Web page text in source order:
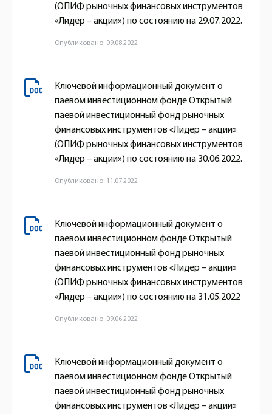
(ОПИФ рыночных финансовых инструментов
«Лидер – акции») по состоянию на 29.07.2022.
Опубликовано: 09.08.2022
Ключевой информационный документ о
паевом инвестиционном фонде Открытый
паевой инвестиционный фонд рыночных
финансовых инструментов «Лидер – акции»
(ОПИФ рыночных финансовых инструментов
«Лидер – акции») по состоянию на 30.06.2022.
Опубликовано: 11.07.2022
Ключевой информационный документ о
паевом инвестиционном фонде Открытый
паевой инвестиционный фонд рыночных
финансовых инструментов «Лидер – акции»
(ОПИФ рыночных финансовых инструментов
«Лидер – акции») по состоянию на 31.05.2022
Опубликовано: 09.06.2022
Ключевой информационный документ о
паевом инвестиционном фонде Открытый
паевой инвестиционный фонд рыночных
финансовых инструментов «Лидер – акции»